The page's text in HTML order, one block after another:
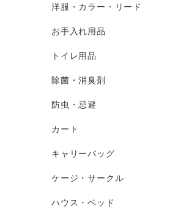
洋服・カラー・リード
お手入れ用品
トイレ用品
除菌・消臭剤
防虫・忌避
カート
キャリーバッグ
ケージ・サークル
ハウス・ベッド